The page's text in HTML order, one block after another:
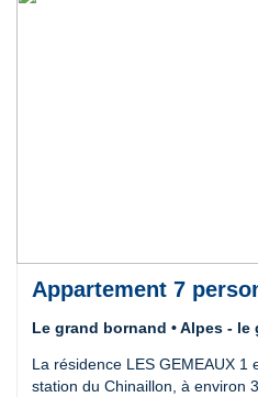
Appartement 7
Le grand bornand • Alpes - le
La résidence LES GEMEAUX 1
station du Chinaillon, à environ